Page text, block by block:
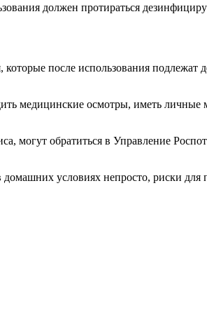
должен протираться
после использования подлежат
медицинские осмотры, иметь личные
могут обратиться в Управление
условиях непросто, риски для